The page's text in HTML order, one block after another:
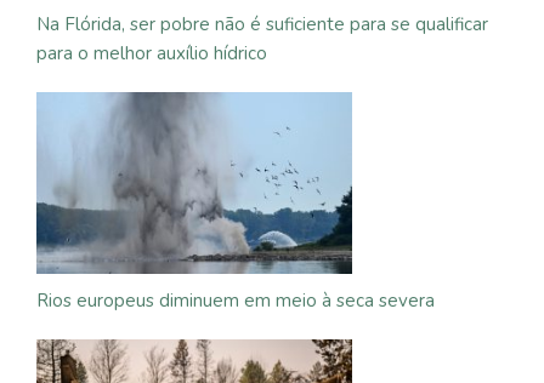
Na Flórida, ser pobre não é suficiente para se qualificar
para o melhor auxílio hídrico
Rios europeus diminuem em meio à seca severa